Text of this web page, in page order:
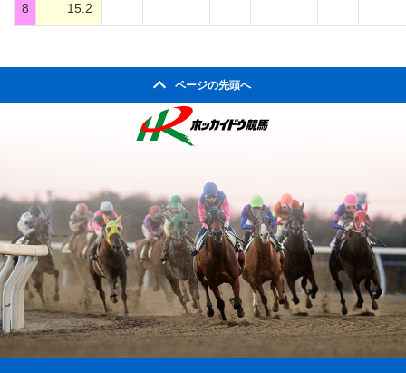
8 15.2
ページの先頭へ